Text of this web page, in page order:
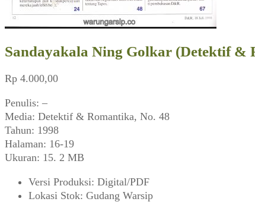
Sandayakala Ning Golkar (Detektif &
Rp 4.000,00
Penulis: –
Media: Detektif & Romantika, No. 48
Tahun: 1998
Halaman: 16-19
Ukuran: 15. 2 MB
Versi Produksi: Digital/PDF
Lokasi Stok: Gudang Warsip